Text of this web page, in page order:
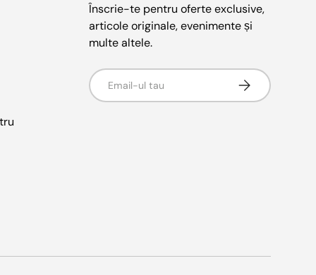
Înscrie-te pentru oferte exclusive,
articole originale, evenimente și
multe altele.
E-mail Abonati-va